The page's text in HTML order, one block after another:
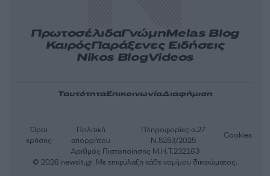
ΠρωτοσέλιδαΓνώμηMelas Blog
ΚαιρόςΠαράξενες Ειδήσεις
Nikos BlogVideos
ΤαυτότηταΕπικοινωνίαΔιαφήμιση
Αριθμός Πιστοποίησης Μ.Η.Τ.232163
Όροι
χρήσης
Πολιτική
απορρήτου
Πληροφορίες α.27
Ν.5253/2025
Cookies
© 2026 newsit.gr. Με επιφύλαξη κάθε νομίμου δικαιώματος.